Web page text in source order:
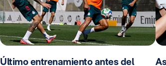
Último entrenamiento antes del